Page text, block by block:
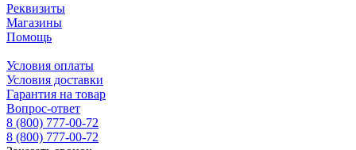
Реквизиты
Магазины
Помощь
Условия оплаты
Условия доставки
Гарантия на товар
Вопрос-ответ
8 (800) 777-00-72
8 (800) 777-00-72